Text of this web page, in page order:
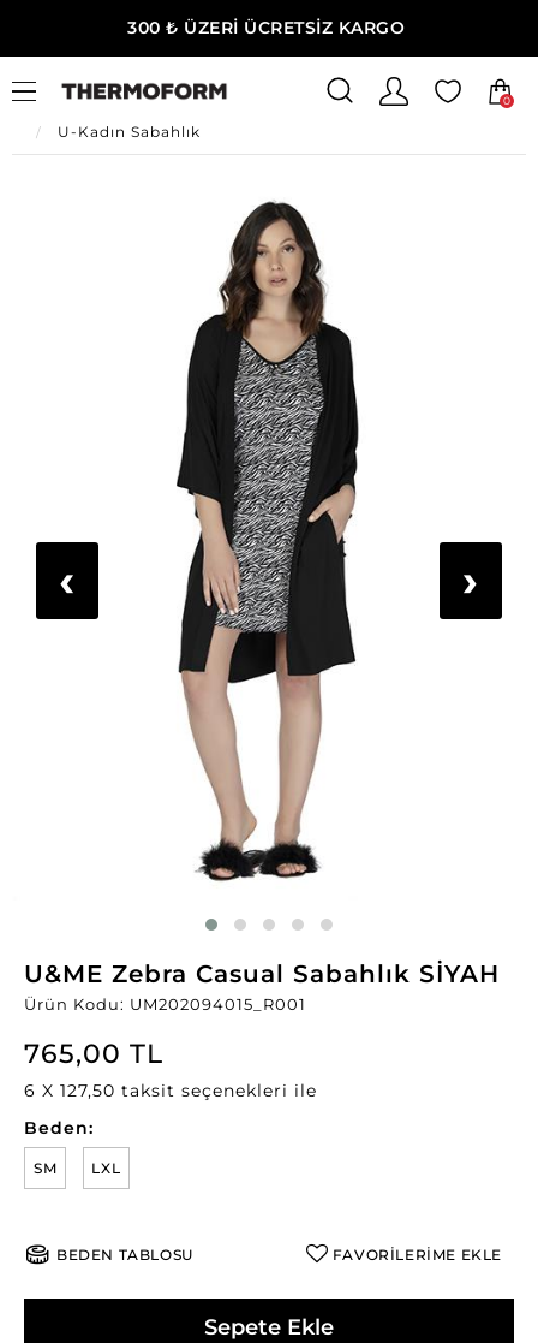
300 ₺ ÜZERİ ÜCRETSİZ KARGO
0
Ana Sayfa
U-Kadın Ev Giyim
U-Kadın Sabahlık
‹ ›
U&ME Zebra Casual Sabahlık SİYAH
Ürün Kodu: UM202094015_R001
765,00 TL
6 X 127,50 taksit seçenekleri ile
Beden:
SM LXL
BEDEN TABLOSU FAVORİLERİME EKLE
Sepete Ekle